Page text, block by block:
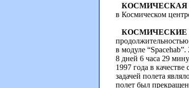
КОСМИЧЕСКАЯ
в Космическом
КОСМИЧЕСКИЕ
в модуле
8 дней 6 часа 29
1997 года в
задачей полета
полет был